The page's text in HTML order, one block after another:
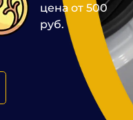
цена от 500
руб.